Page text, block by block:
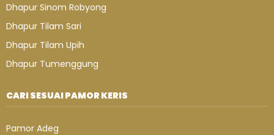
Dhapur Sinom Robyong
Dhapur Tilam Sari
Dhapur Tilam Upih
Dhapur Tumenggung
CARI SESUAI PAMOR KERIS
Pamor Adeg